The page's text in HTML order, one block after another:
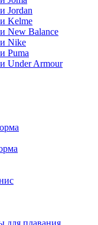
Jordan
Kelme
New Balance
Nike
Puma
Under Armour
для плавания